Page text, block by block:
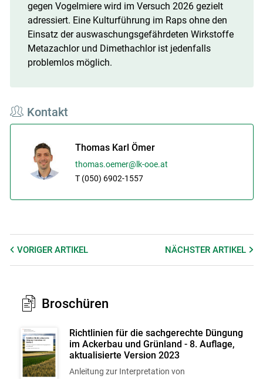
gegen Vogelmiere wird im Versuch 2026 gezielt
adressiert. Eine Kulturführung im Raps ohne den
Einsatz der auswaschungsgefährdeten Wirkstoffe
Metazachlor und Dimethachlor ist jedenfalls
problemlos möglich.
Kontakt
Thomas Karl Ömer
thomas.oemer@lk-ooe.at
T (050) 6902-1557
VORIGER ARTIKEL NÄCHSTERARTIKEL
Broschüren
Richtlinien für die sachgerechte Düngung
im Ackerbau und Grünland - 8. Auflage,
aktualisierte Version 2023
Anleitung zur Interpretation von